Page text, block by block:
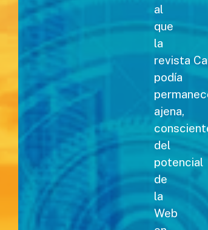
al
que
la
revista
podía
ajena,
del
potencial
de
la
Web